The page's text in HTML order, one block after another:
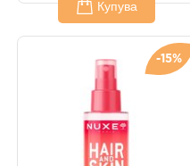
Купува
-15%